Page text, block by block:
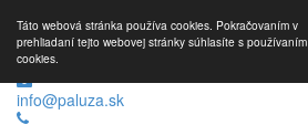
Táto webová stránka používa cookies. Pokračovaním v
prehliadaní tejto webovej stránky súhlasíte s používaním
cookies.
info@paluza.sk